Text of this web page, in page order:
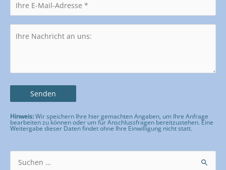
Hinweis:Wir speichern Ihre hier gemachten Angaben, um Ihre Anfrage
bearbeiten zu können oder um für Anschlussfragen bereitzustehen. Eine
Weitergabe dieser Daten findet ohne Ihre Einwilligung nicht statt.